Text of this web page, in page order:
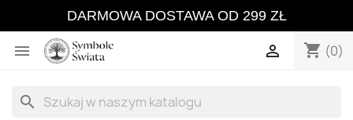
DARMOWA DOSTAWA OD 299 ZŁ
 shopping_cart (0)

search